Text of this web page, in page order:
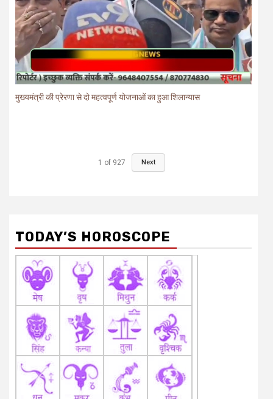
मुख्यमंत्री की प्रेरणा से दो महत्वपूर्ण योजनाओं का हुआ शिलान्यास
1 of 927 Next
TODAY’S HOROSCOPE